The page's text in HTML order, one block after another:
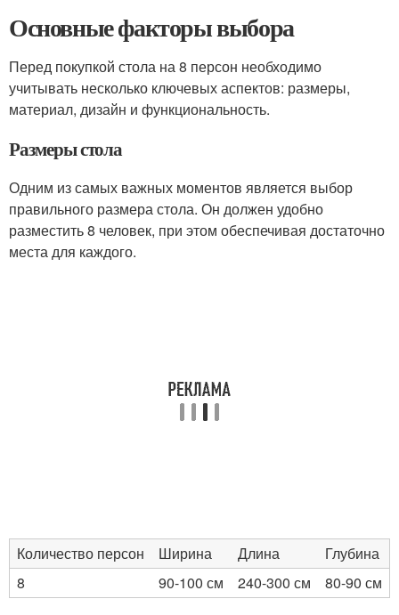
Основные факторы выбора
Перед покупкой стола на 8 персон необходимо
учитывать несколько ключевых аспектов: размеры,
материал, дизайн и функциональность.
Размеры стола
Одним из самых важных моментов является выбор
правильного размера стола. Он должен удобно
разместить 8 человек, при этом обеспечивая достаточно
места для каждого.
Количество персон Ширина Длина
Глубина
8
90-100 см 240-300 см 80-90 см